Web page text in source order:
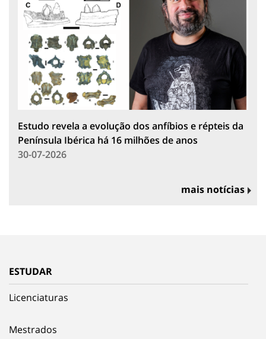
Estudo revela a evolução dos anfíbios e répteis da
Península Ibérica há 16 milhões de anos
30-07-2026
mais notícias
ESTUDAR
Licenciaturas
Mestrados